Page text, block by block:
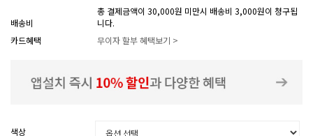
배송비
총 결제금액이 30,000원 미만시 배송비 3,000원이 청구됩
니다.
카드혜택
무이자 할부 혜택보기 >
색상